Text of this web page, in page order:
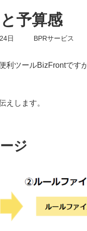
予算感
日 BPRサービス
利ツールBizFrontです
えします。
ジ